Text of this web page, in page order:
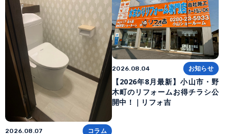
2026.08.07 コラム
2026.08.04 お知らせ
【2026年8月最新】小山市・野
木町のリフォームお得チラシ公
開中！｜リフォ吉